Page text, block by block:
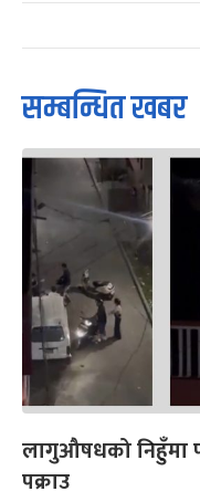
सम्बन्धित खबर
लागुऔषधको निहुँमा
पक्राउ